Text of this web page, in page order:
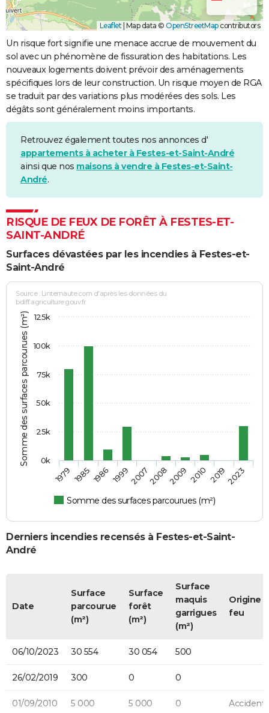
Leaflet | Map data © OpenStreetMapcontributors
Un risque fort signifie une menace accrue de mouvement du
sol avec un phénomène de fissuration des habitations. Les
nouveaux logements doivent prévoir des aménagements
spécifiques lors de leur construction. Un risque moyen de RGA
se traduit par des variations plus modérées des sols. Les
dégâts sont généralement moins importants.
Retrouvez également toutes nos annonces d'
appartements à acheter à Festes-et-Saint-André
ainsi que nos maisons à vendre à Festes-et-Saint-
André.
RISQUE DE FEUX DE FORÊT À FESTES-ET-
SAINT-ANDRÉ
Surfaces dévastées par les incendies à Festes-et-
Saint-André
Somme des surfaces parcourues (m²)
Source : Linternaute.com d'après les données du
bdiff.agriculture.gouv.fr
Somme des surfaces parcourues (m²)
1979 198519861999200720082009 2010 20192023
0k
25k
50k
75k
100k
125k
Derniers incendies recensés à Festes-et-Saint-
André
Date
Surface
parcourue
(m²)
Surface
forêt
(m²)
Surface
maquis
garrigues
(m²)
Origine
feu
06/10/2023 30 554 30 054 500
26/02/2019 300 0 0
01/09/2010 5 000 5 000 0